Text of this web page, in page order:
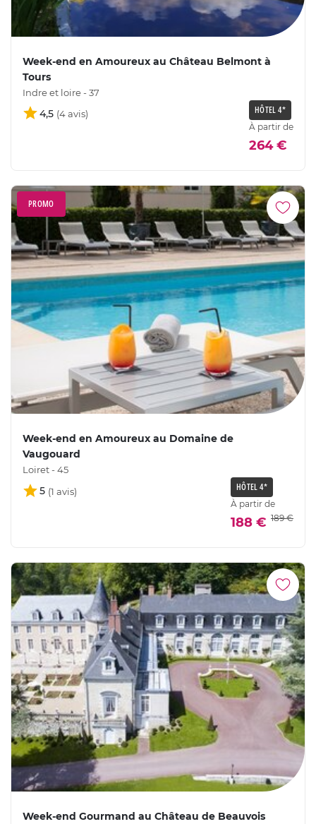
Week-end en Amoureux au Château Belmont à
Tours
Indre et loire - 37
4,5 HÔTEL 4*
À partir de
264 €
PROMO
Week-end en Amoureux au Domaine de
Vaugouard
Loiret - 45
5 HÔTEL 4*
À partir de
188 € 189 €
Week-end Gourmand au Château de Beauvois